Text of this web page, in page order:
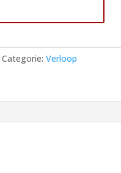
Categorie:Verloop